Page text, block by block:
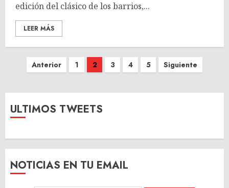
edición del clásico de los barrios,...
LEER MÁS
Paginación
entradas
Anterior 1 2 3 4 5 Siguiente
ULTIMOS TWEETS
NOTICIAS EN TU EMAIL